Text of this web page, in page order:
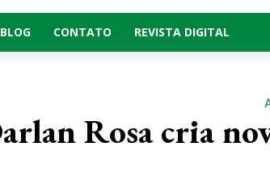
BLOG CONTATO REVISTA DIGITAL
Rosa cria